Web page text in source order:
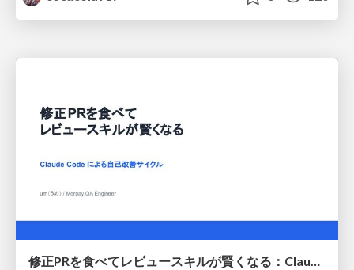
修正PRを食べてレビュースキルが賢くなる：Claude Codeによる自己改善サイクル